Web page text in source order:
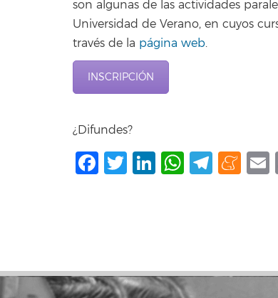
son algunas de las actividades
Universidad de Verano, en cuyos
través de la página web.
INSCRIPCIÓN
¿Difundes?
Facebook
Twitter
LinkedIn